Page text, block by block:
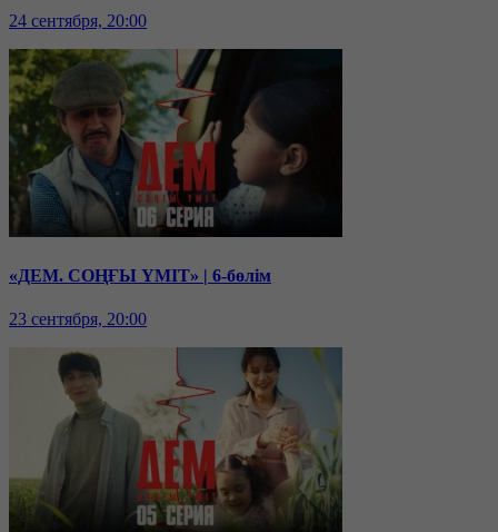
24 сентября, 20:00
«ДЕМ. СОҢҒЫ ҮМІТ» | 6-бөлім
23 сентября, 20:00